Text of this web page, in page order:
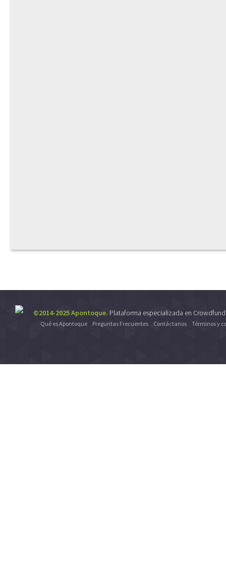
©2014-2025 Apontoque. Plataforma especializada en
Qué es Apontoque Preguntas Frecuentes Contáctanos Términos y